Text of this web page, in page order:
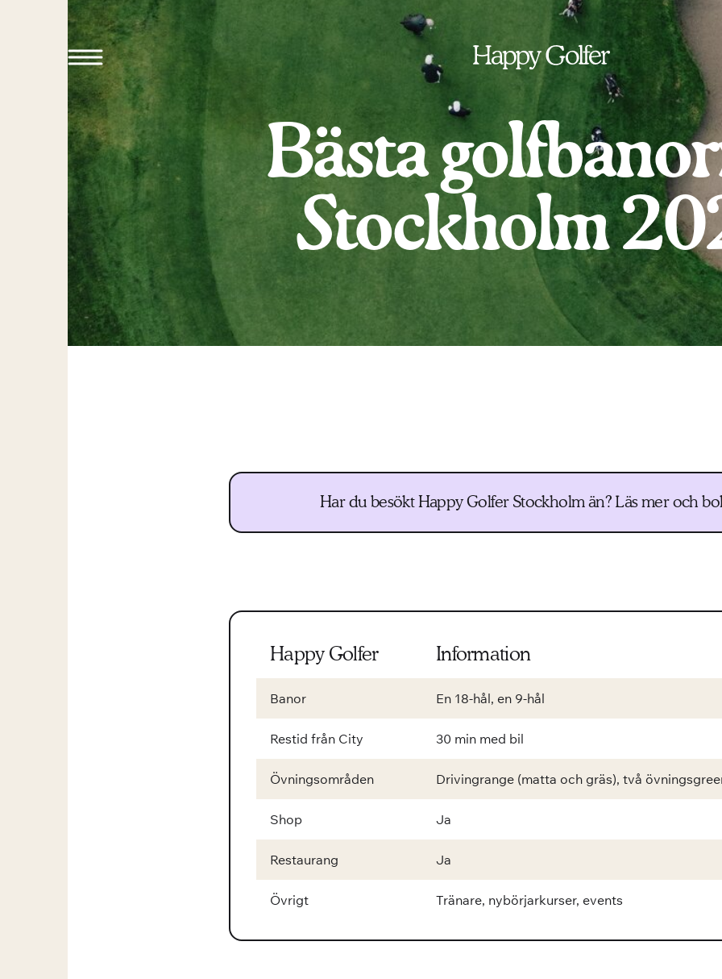
Bästa
Stockholm
Har du besökt Happy Golfer Stockholm än? Läs mer och
Happy Golfer Information
Banor En 18-hål, en 9-hål
Restid från City 30 min med bil
Övningsområden Drivingrange (matta och gräs), två
Shop Ja
Restaurang Ja
Övrigt Tränare, nybörjarkurser, events